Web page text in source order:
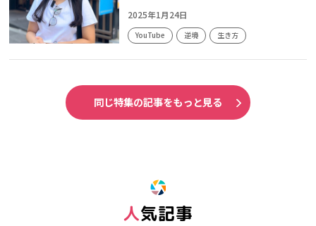
2025年1月24日
YouTube 逆境 生き方
同じ特集の記事をもっと見る
人気記事